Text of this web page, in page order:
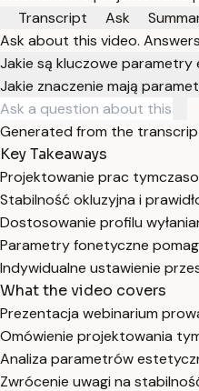
Transcript
Ask
Ask about this video.
Jakie są kluczowe
Jakie znaczenie mają
Generated from the
Key Takeaways
Projektowanie prac
Stabilność okluzyjna i
Dostosowanie profilu
Parametry fonetyczne
Indywidualne ustawienie
What the video covers
Prezentacja webinarium
Omówienie projektowania
Analiza parametrów
Zwrócenie uwagi na